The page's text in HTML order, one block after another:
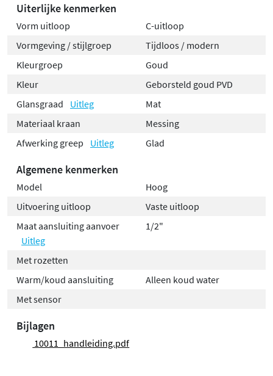
Uiterlijke kenmerken
Vorm uitloop
C-uitloop
Vormgeving / stijlgroep
Tijdloos / modern
Kleurgroep
Goud
Kleur
Geborsteld goud PVD
Glansgraad
Uitleg
Mat
Materiaal kraan
Messing
Afwerking greep
Uitleg Glad
Algemene kenmerken
Model
Hoog
Uitvoering uitloop
Vaste uitloop
Maat aansluiting aanvoer
Uitleg
1/2"
Met rozetten
Warm/koud aansluiting
Alleen koud water
Met sensor
Bijlagen
10011_handleiding.pdf